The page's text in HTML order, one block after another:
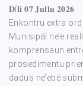
𝐃í𝐥𝐢 𝟎𝟕 𝐉𝐮𝐥𝐥𝐮 𝟐𝟎𝟐𝟔
Enkontru extra
Munisipál ne’e
komprensaun
prosedimentu
dadus ne’ebé